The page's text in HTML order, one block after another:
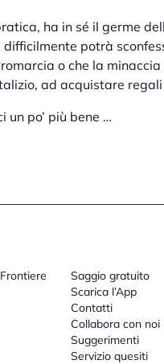
ha in sé il germe
potrà
o che la
ad acquistare
un po’ più bene …
Saggio gratuito
Scarica l’App
Contatti
Collabora con noi
Suggerimenti
Servizio quesiti